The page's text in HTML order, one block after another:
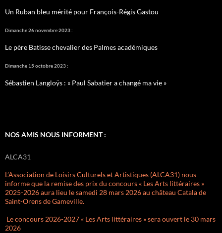
Un Ruban bleu mérité pour François-Régis Gastou
Dimanche 26 novembre 2023 :
Le père Batisse chevalier des Palmes académiques
Dimanche 15 octobre 2023 :
Sébastien Langloÿs : « Paul Sabatier a changé ma vie »
NOS AMIS NOUS INFORMENT :
ALCA31
L’Association de Loisirs Culturels et Artistiques (ALCA31) nous
informe que la remise des prix du concours « Les Arts littéraires »
2025-2026 aura lieu le samedi 28 mars 2026 au château Catala de
Saint-Orens de Gameville.
Le concours 2026-2027 « Les Arts littéraires » sera ouvert le 30 mars
2026